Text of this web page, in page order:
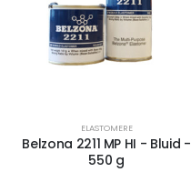
ELASTOMERE
Belzona 2211 MP HI - Bluid -
550 g